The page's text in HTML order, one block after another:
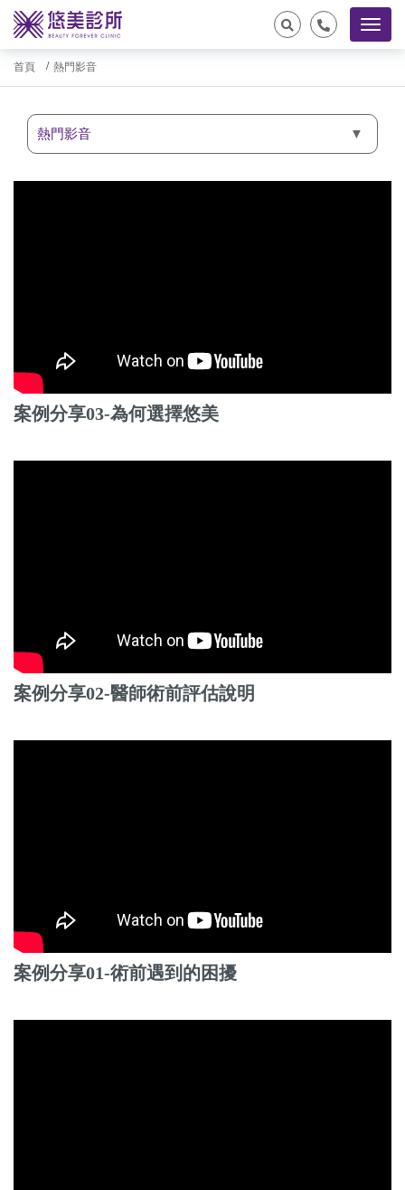
首頁 熱門影音
熱門影音
案例分享03-為何選擇悠美
案例分享02-醫師術前評估說明
案例分享01-術前遇到的困擾